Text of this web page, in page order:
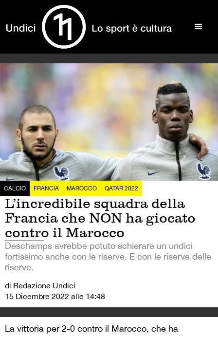
CALCIO FRANCIA MAROCCO QATAR 2022
L’incredibile squadra della
Francia che NON ha giocato
contro il Marocco
Deschamps avrebbe potuto schierare un undici
fortissimo anche con le riserve. E con le riserve delle
riserve.
di Redazione Undici
15 Dicembre 2022 alle 14:48
La vittoria per 2-0 contro il Marocco, che ha